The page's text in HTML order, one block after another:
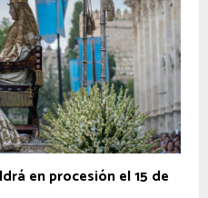
en procesión el 15 de